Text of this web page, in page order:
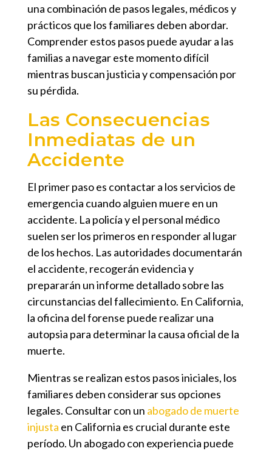
una combinación de pasos legales, médicos y
prácticos que los familiares deben abordar.
Comprender estos pasos puede ayudar a las
familias a navegar este momento difícil
mientras buscan justicia y compensación por
su pérdida.
Las Consecuencias
Inmediatas de un
Accidente
El primer paso es contactar a los servicios de
emergencia cuando alguien muere en un
accidente. La policía y el personal médico
suelen ser los primeros en responder al lugar
de los hechos. Las autoridades documentarán
el accidente, recogerán evidencia y
prepararán un informe detallado sobre las
circunstancias del fallecimiento. En California,
la oficina del forense puede realizar una
autopsia para determinar la causa oficial de la
muerte.
Mientras se realizan estos pasos iniciales, los
familiares deben considerar sus opciones
legales. Consultar con un abogado de muerte
injusta en California es crucial durante este
período. Un abogado con experiencia puede